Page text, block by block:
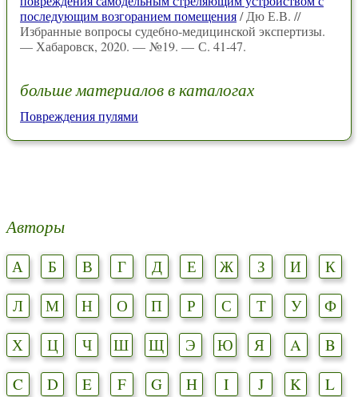
последующим возгоранием помещения/ Дю Е.В. //
Избранные вопросы судебно-медицинской экспертизы.
— Хабаровск, 2020. — №19. — С. 41-47.
больше материалов в каталогах
Повреждения пулями
Авторы
А Б В Г Д Е Ж З И
К
Л
М Н О П Р С Т У
Ф
Х
Ц Ч Ш Щ Э Ю Я A
B
C
D E F G H I J K
L